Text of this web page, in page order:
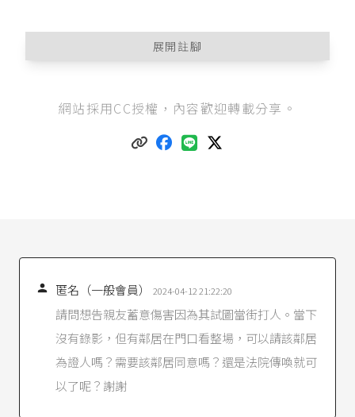
展開註腳
著在下一篇以案例說明要如何適用法律規定，可
具備什麼資格？有什麼義務？（二）
章節裡面條文都是關於證人的規定。
刑事訴訟法第213條第2款：「勘驗，得為左列處
分：……二、檢查身體……。」
物證，是以物的存在或狀態作為證據方法，調查
認，或告訴他們重點內容。
網站採用CC授權，內容歡迎轉載分享。
 匿名（一般會員） 2024-04-12 21:22:20
請問想告親友蓄意傷害因為其試圖當街打人。當下
沒有錄影，但有鄰居在門口看整場，可以請該鄰居
為證人嗎？需要該鄰居同意嗎？還是法院傳喚就可
以了呢？謝謝